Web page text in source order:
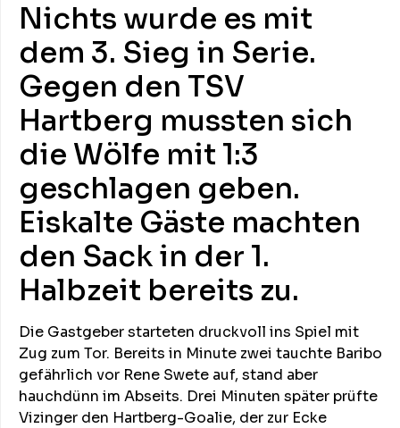
Nichts wurde es mit
dem 3. Sieg in Serie.
Gegen den TSV
Hartberg mussten sich
die Wölfe mit 1:3
geschlagen geben.
Eiskalte Gäste machten
den Sack in der 1.
Halbzeit bereits zu.
Die Gastgeber starteten druckvoll ins Spiel mit
Zug zum Tor. Bereits in Minute zwei tauchte Baribo
gefährlich vor Rene Swete auf, stand aber
hauchdünn im Abseits. Drei Minuten später prüfte
Vizinger den Hartberg-Goalie, der zur Ecke